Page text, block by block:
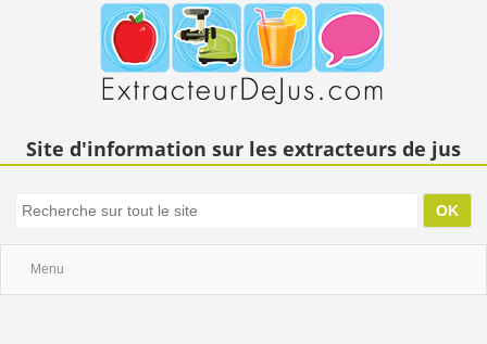
Site d'information sur les extracteurs de jus
Menu